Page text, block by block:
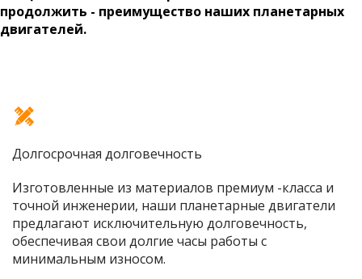
продолжить - преимущество наших планетарных
двигателей.
Долгосрочная долговечность
Изготовленные из материалов премиум -класса и
точной инженерии, наши планетарные двигатели
предлагают исключительную долговечность,
обеспечивая свои долгие часы работы с
минимальным износом.